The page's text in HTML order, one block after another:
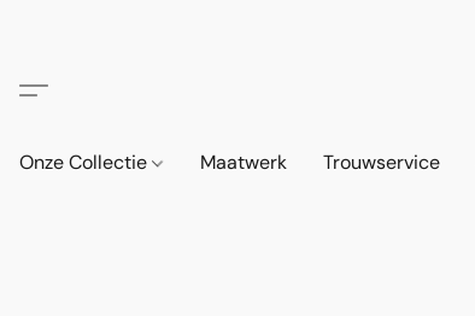
Onze Collectie Maatwerk Trouwservice